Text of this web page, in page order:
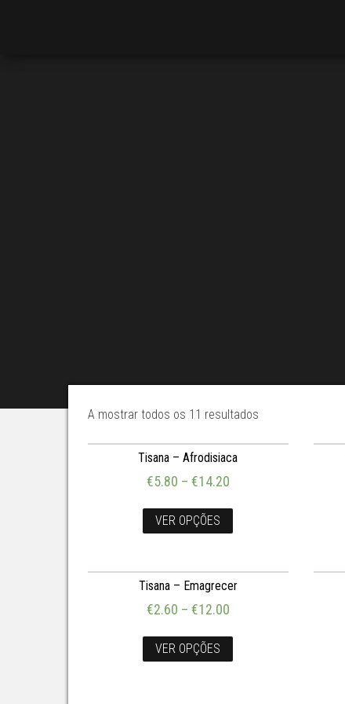
A mostrar todos os 11 resultados
Tisana – Afrodisiaca
€5.80 – €14.20
VER OPÇÕES
Tisana – Emagrecer
€2.60 – €12.00
VER OPÇÕES